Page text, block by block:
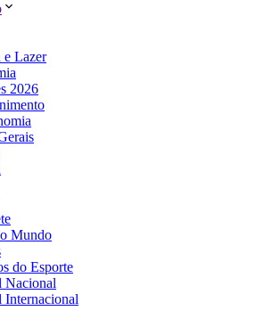
e Lazer
2026
Mundo
do Esporte
Nacional
Internacional